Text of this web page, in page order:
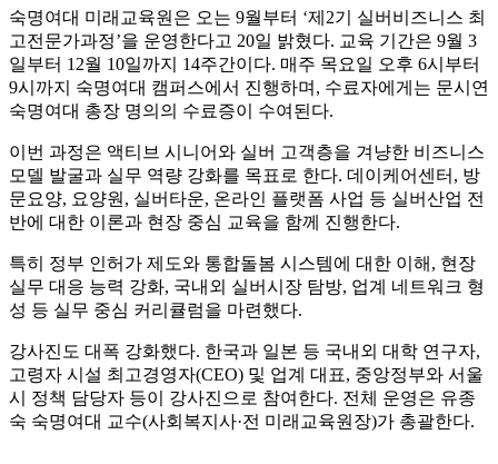
숙명여대 미래교육원은 오는 9월부터 ‘제2기 실버비즈니스 최
고전문가과정’을 운영한다고 20일 밝혔다. 교육 기간은 9월 3
일부터 12월 10일까지 14주간이다. 매주 목요일 오후 6시부터
9시까지 숙명여대 캠퍼스에서 진행하며, 수료자에게는 문시연
숙명여대 총장 명의의 수료증이 수여된다.
이번 과정은 액티브 시니어와 실버 고객층을 겨냥한 비즈니스
모델 발굴과 실무 역량 강화를 목표로 한다. 데이케어센터, 방
문요양, 요양원, 실버타운, 온라인 플랫폼 사업 등 실버산업 전
반에 대한 이론과 현장 중심 교육을 함께 진행한다.
특히 정부 인허가 제도와 통합돌봄 시스템에 대한 이해, 현장
실무 대응 능력 강화, 국내외 실버시장 탐방, 업계 네트워크 형
성 등 실무 중심 커리큘럼을 마련했다.
강사진도 대폭 강화했다. 한국과 일본 등 국내외 대학 연구자,
고령자 시설 최고경영자(CEO) 및 업계 대표, 중앙정부와 서울
시 정책 담당자 등이 강사진으로 참여한다. 전체 운영은 유종
숙 숙명여대 교수(사회복지사·전 미래교육원장)가 총괄한다.